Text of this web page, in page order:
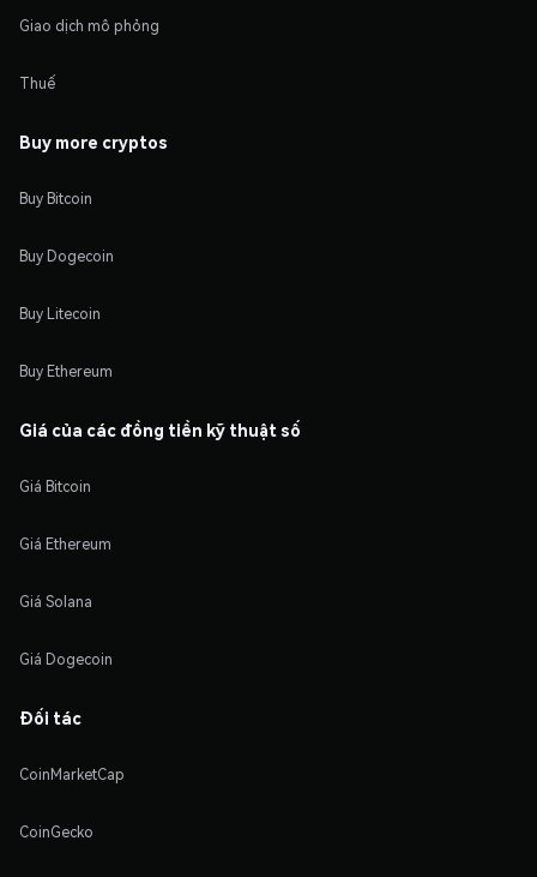
Giao dịch mô phỏng
Thuế
Buy more cryptos
Buy Bitcoin
Buy Dogecoin
Buy Litecoin
Buy Ethereum
Giá của các đồng tiền kỹ thuật số
Giá Bitcoin
Giá Ethereum
Giá Solana
Giá Dogecoin
Đối tác
CoinMarketCap
CoinGecko